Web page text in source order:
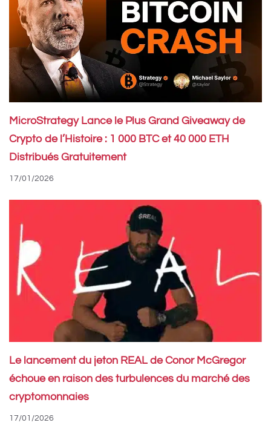
MicroStrategy Lance le Plus Grand Giveaway de
Crypto de l’Histoire : 1 000 BTC et 40 000 ETH
Distribués Gratuitement
17/01/2026
Le lancement du jeton REAL de Conor McGregor
échoue en raison des turbulences du marché des
cryptomonnaies
17/01/2026